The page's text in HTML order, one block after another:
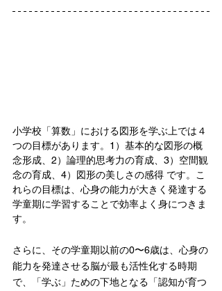
小学校「算数」における図形を学ぶ上では４
つの目標があります。1）基本的な図形の概
念形成、2）論理的思考力の育成、3）空間観
念の育成、4）図形の美しさの感得 です。こ
れらの目標は、心身の能力が大きく発達する
学童期に学習することで効率よく身につきま
す。
さらに、その学童期以前の0〜6歳は、心身の
能力を発達させる脳が最も活性化する時期
で、「学ぶ」ための下地となる「認知が育つ